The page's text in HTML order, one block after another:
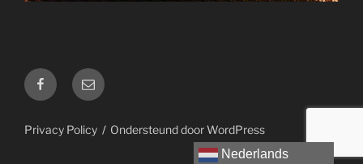
Facebook
E-
mail
Privacy Policy
Ondersteund door WordPress
Nederlands